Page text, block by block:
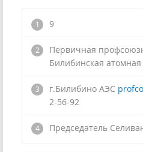
9
Первичная
Билибинская
г.Билибино АЭС
2-56-92
Председатель